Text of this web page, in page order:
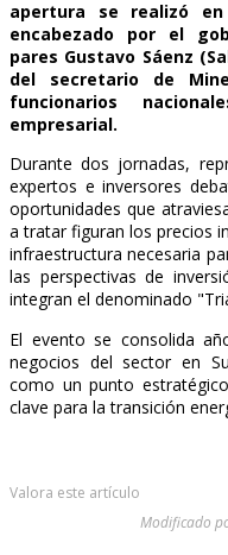
apertura se realizó
encabezado por el
pares Gustavo Sáenz
del secretario de
funcionarios
empresarial.
Durante dos jornadas,
expertos e inversores
oportunidades que
a tratar figuran los precios
infraestructura necesaria
las perspectivas de
integran el denominado
El evento se consolida
negocios del sector en
como un punto
clave para la transición
Valora este artículo
Modificado